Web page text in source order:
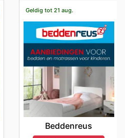
Geldig tot 21 aug.
Beddenreus